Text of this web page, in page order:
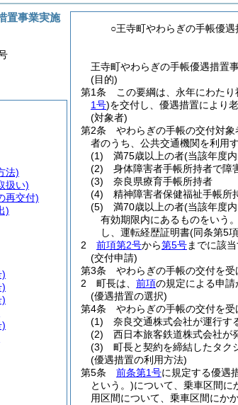
○王寺町やわらぎの手帳優
王寺町やわらぎの手帳優遇措置
(目的)
第1条
この要綱は、永年にわた
1号)を交付し、優遇措置により
(対象者)
第2条
やわらぎの手帳の交付対象
者のうち、公共交通機関を利用
(1)
満75歳以上の者(当該年度
(2)
身体障害者手帳所持者で障
(3)
奈良県療育手帳所持者
(4)
精神障害者保健福祉手帳所
(5)
満70歳以上の者(当該年度
有効期限内にあるものをいう
し、運転経歴証明書(同条第5
2
前項第2号から第5号までに該当
(交付申請)
第3条
やわらぎの手帳の交付を
2
町長は、 前項の規定による申請
(優遇措置の選択)
第4条
やわらぎの手帳の交付を受
(1)
奈良交通株式会社が運行す
(2)
西日本旅客鉄道株式会社が
(3)
町長と契約を締結したタク
(優遇措置の利用方法)
第5条
前条第1号に規定する優遇
という。)について、乗車区間に
用区間について、乗車区間にか
置事業実施
法)
扱い)
再交付)
)
)
)
)
)